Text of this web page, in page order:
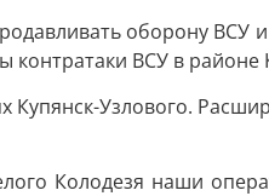
оборону ВСУ и
контратаки ВСУ в
Узлового.
Колодезя наши